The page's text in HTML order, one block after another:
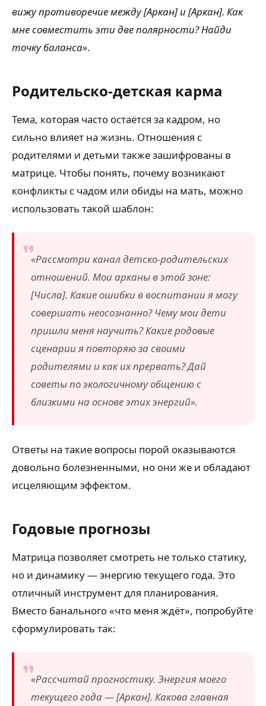
вижу противоречие между [Аркан] и [Аркан]. Как
мне совместить эти две полярности? Найди
точку баланса».
Родительско-детская карма
Тема, которая часто остаётся за кадром, но
сильно влияет на жизнь. Отношения с
родителями и детьми также зашифрованы в
матрице. Чтобы понять, почему возникают
конфликты с чадом или обиды на мать, можно
использовать такой шаблон:
«Рассмотри канал детско-родительских
отношений. Мои арканы в этой зоне:
[Числа]. Какие ошибки в воспитании я могу
совершать неосознанно? Чему мои дети
пришли меня научить? Какие родовые
сценарии я повторяю за своими
родителями и как их прервать? Дай
советы по экологичному общению с
близкими на основе этих энергий».
Ответы на такие вопросы порой оказываются
довольно болезненными, но они же и обладают
исцеляющим эффектом.
Годовые прогнозы
Матрица позволяет смотреть не только статику,
но и динамику — энергию текущего года. Это
отличный инструмент для планирования.
Вместо банального «что меня ждёт», попробуйте
сформулировать так:
«Рассчитай прогностику. Энергия моего
текущего года — [Аркан]. Какова главная